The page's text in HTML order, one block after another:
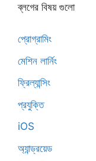
ব্লগের বিষয় গুলো
প্রোগ্রামিং
মেশিন লার্নিং
ফ্রিল্যান্সিং
প্রযুক্তি
iOS
অ্যান্ড্রয়েড